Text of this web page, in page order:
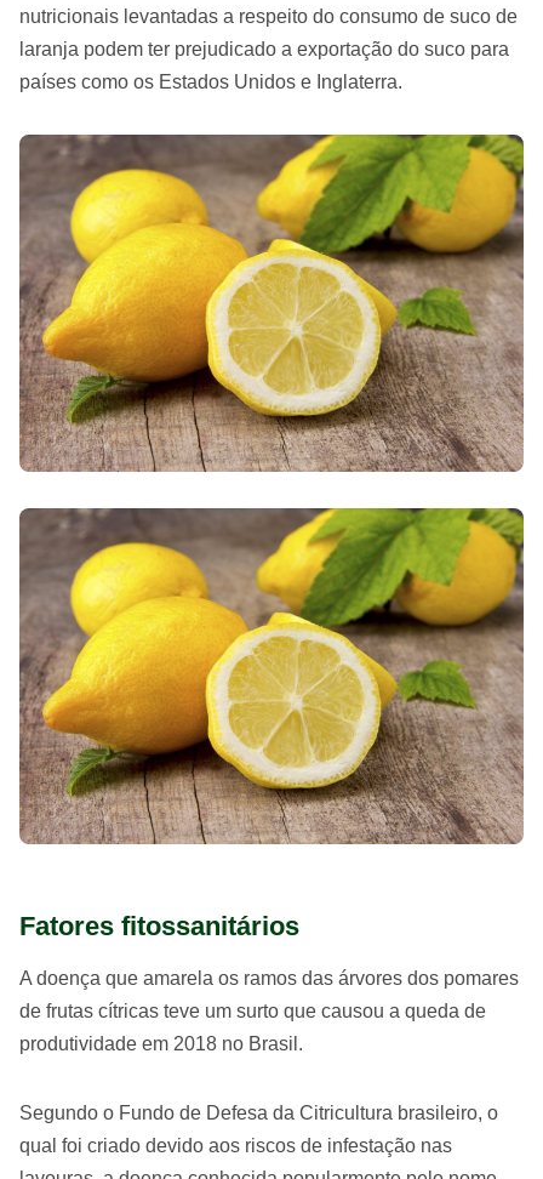
nutricionais levantadas a respeito do consumo de suco de
laranja podem ter prejudicado a exportação do suco para
países como os Estados Unidos e Inglaterra.
Fatores fitossanitários
A doença que amarela os ramos das árvores dos pomares
de frutas cítricas teve um surto que causou a queda de
produtividade em 2018 no Brasil.
Segundo o Fundo de Defesa da Citricultura brasileiro, o
qual foi criado devido aos riscos de infestação nas